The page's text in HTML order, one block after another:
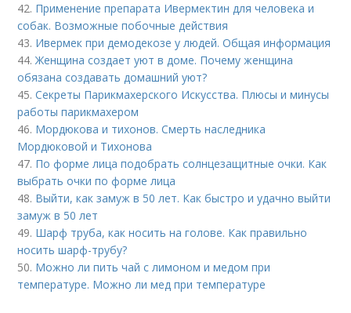
42. Применение препарата Ивермектин для человека и
собак. Возможные побочные действия
43. Ивермек при демодекозе у людей. Общая информация
44.Женщина создает уют в доме. Почему женщина
обязана создавать домашний уют?
45.Секреты Парикмахерского Искусства. Плюсы и минусы
работы парикмахером
46. Мордюкова и тихонов. Смерть наследника
Мордюковой и Тихонова
47. По форме лица подобрать солнцезащитные очки. Как
выбрать очки по форме лица
48. Выйти, как замуж в 50 лет. Как быстро и удачно выйти
замуж в 50 лет
49. Шарф труба, как носить на голове. Как правильно
носить шарф-трубу?
50. Можно ли пить чай с лимоном и медом при
температуре. Можно ли мед при температуре